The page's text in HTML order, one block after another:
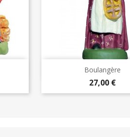
Boulangère
Prix
27,00 €
Aperçu rapide